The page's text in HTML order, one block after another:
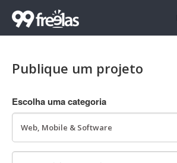
Publique um projeto
Escolha uma categoria